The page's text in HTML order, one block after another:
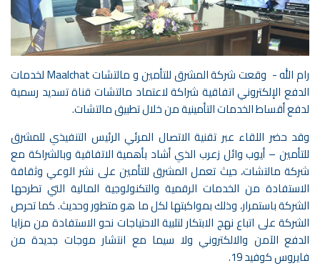
رام الله - وقعت شركة المشرق للتأمين و مالتشات Maalchat لخدمات
الدفع الإلكتروني اتفاقية شراكة لاعتماد مالتشات قناة تسديد رسمية
لدفع أقساط الخدمات التأمينية من خلال تطبيق مالتشات.
وقد حضر اللقاء عبر تقنية الاتصال المرئي الرئيس التنفيذي للمشرق
للتأمين – أيوب وائل زعرب الذي أشاد بأهمية الاتفاقية وبالشراكة مع
شركة مالتشات، حيث تعمل المشرق للتأمين على نشر الوعي وثقافة
الاستفادة من الخدمات الرقمية والتكنولوجية المالية التي تطرحها
الشركة باستمرار، وذلك بمواكبتها لكل ما هو متطور وحديث. كما تحرص
الشركة على اتباع نهج الابتكار لتلبية الاحتياجات نحو الاستفادة من مزايا
الدفع الآمن والالكتروني ولا سيما مع انتشار موجات جديدة من
فايروس كوفيد 19.